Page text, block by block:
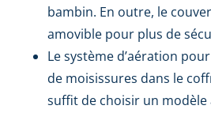
bambin. En outre, le
amovible pour plus de
Le système d’aération
de moisissures dans le
suffit de choisir un modèle